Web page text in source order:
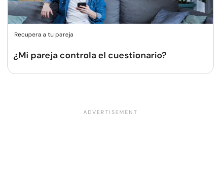
Recupera a tu pareja
¿Mi pareja controla el cuestionario?